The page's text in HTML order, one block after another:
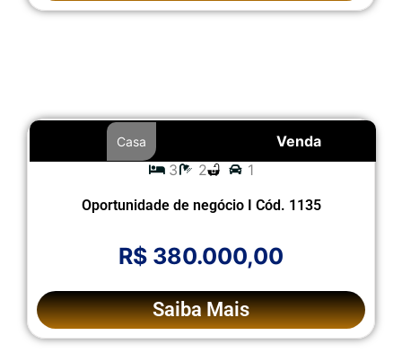
Venda
Casa
3 2 1
Oportunidade de negócio I Cód. 1135
R$ 380.000,00
Saiba Mais